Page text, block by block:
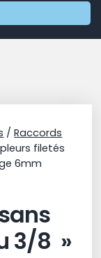
/Raccords
filetés
6mm
3/8 »